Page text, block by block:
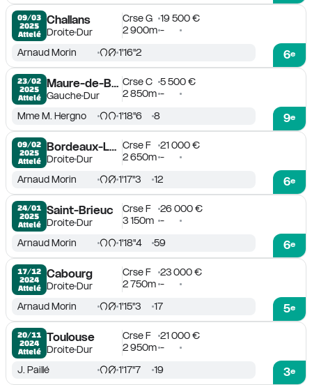
09/03
2025
Attelé
Challans
DroiteDur
Crse G
19 500 €
2 900m -
6e
Arnaud Morin 1'16''2
23/02
2025
Attelé
Maure-de-Bretagne
GaucheDur
Crse C
5 500 €
2 850m -
9e
Mme M. Hergno 1'18''6 8
09/02
2025
Attelé
Bordeaux-Le Bouscat
DroiteDur
Crse F
21 000 €
2 650m -
6e
Arnaud Morin 1'17''3 12
24/01
2025
Attelé
Saint-Brieuc
DroiteDur
Crse F
26 000 €
3 150m -
6e
Arnaud Morin 1'18''4 59
17/12
2024
Attelé
Cabourg
DroiteDur
Crse F
23 000 €
2 750m -
5e
Arnaud Morin 1'15''3 17
20/11
2024
Attelé
Toulouse
DroiteDur
Crse F
21 000 €
2 950m -
3e
J. Paillé 1'17''7 19